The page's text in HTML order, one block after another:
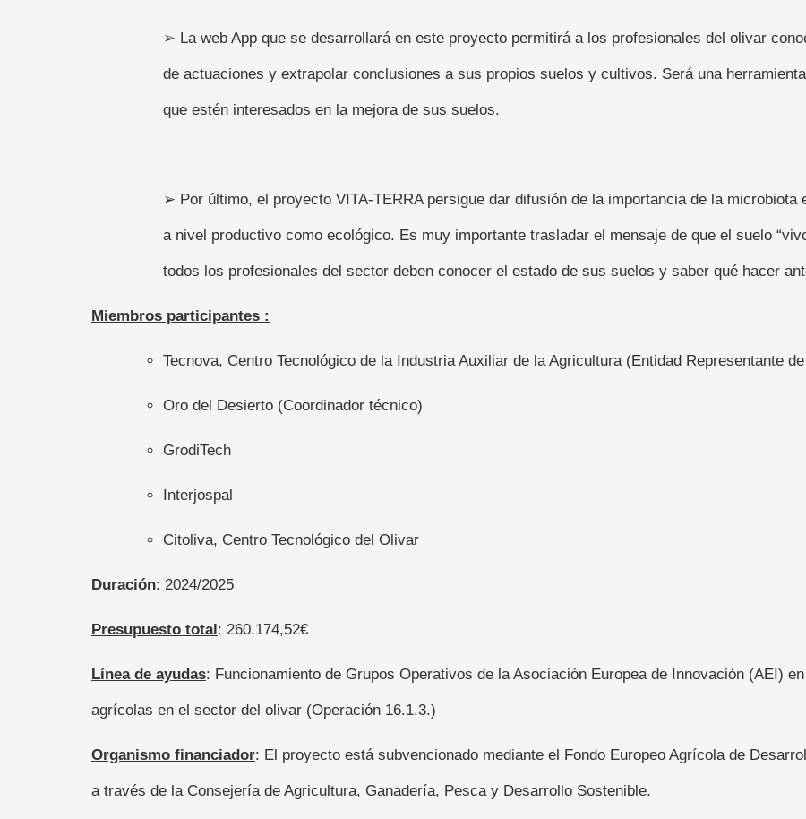
➢ La web App que se desarrollará en este proyecto permitirá a los profesionales del olivar
de actuaciones y extrapolar conclusiones a sus propios suelos y cultivos. Será una
que estén interesados en la mejora de sus suelos.
➢ Por último, el proyecto VITA-TERRA persigue dar difusión de la importancia de la
a nivel productivo como ecológico. Es muy importante trasladar el mensaje de que el suelo
todos los profesionales del sector deben conocer el estado de sus suelos y saber qué hacer
Miembros participantes :
Tecnova, Centro Tecnológico de la Industria Auxiliar de la Agricultura (Entidad Representante
Oro del Desierto (Coordinador técnico)
GrodiTech
Interjospal
Citoliva, Centro Tecnológico del Olivar
Duración: 2024/2025
Presupuesto total: 260.174,52€
Línea de ayudas: Funcionamiento de Grupos Operativos de la Asociación Europea de Innovación (AEI)
agrícolas en el sector del olivar (Operación 16.1.3.)
Organismo financiador: El proyecto está subvencionado mediante el Fondo Europeo Agrícola de
a través de la Consejería de Agricultura, Ganadería, Pesca y Desarrollo Sostenible.